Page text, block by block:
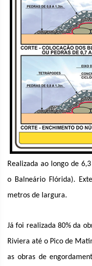
Realizada ao longo de
o Balneário Flórida).
metros de largura.
Já foi realizada 80% da
Riviera até o Pico de
as obras de